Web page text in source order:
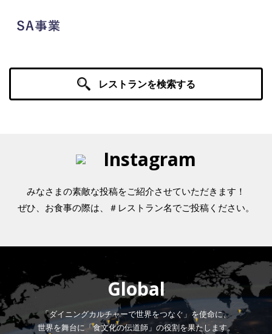
レストランを検索する
Instagram
みなさまの素敵な投稿をご紹介させていただきます！
ぜひ、お食事の際は、＃レストラン名でご投稿ください。
Global
「ダイニングカルチャーで世界をつなぐ」を使命に、
世界を舞台に「食文化の伝道師」の役割を果たします。